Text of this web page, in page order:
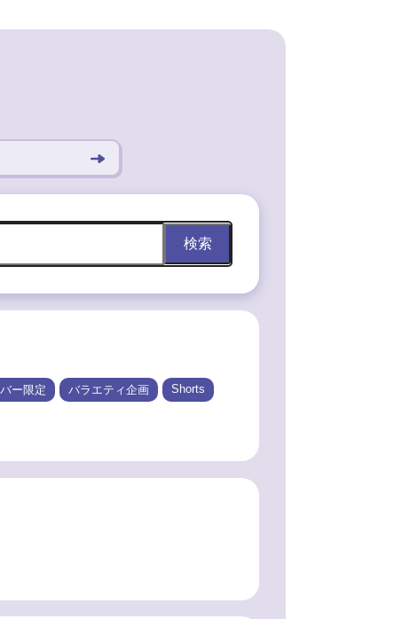
検索
ー限定 バラエティ企画 Shorts